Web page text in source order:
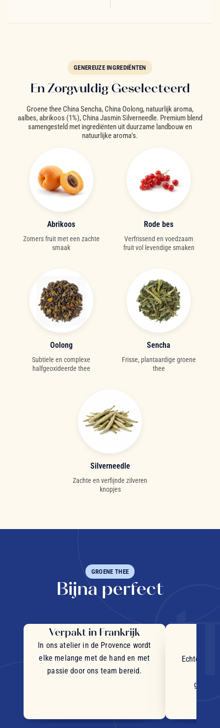
GENEREUZE INGREDIËNTEN
En Zorgvuldig Geselecteerd
Abrikoos
Zomers fruit met een zachte
smaak
Rode bes
Verfrissend en voedzaam
fruit vol levendige smaken
Oolong
Subtiele en complexe
halfgeoxideerde thee
Sencha
Frisse, plantaardige groene
thee
Silverneedle
Zachte en verfijnde zilveren
knopjes
Groene thee China Sencha, China Oolong, natuurlijk aroma,
aalbes, abrikoos (1%), China Jasmin Silverneedle. Premium blend
samengesteld met ingrediënten uit duurzame landbouw en
natuurlijke aroma's.
GROENE THEE
Bijna perfect
Verpakt in Frankrijk
In ons atelier in de Provence wordt
elke melange met de hand en met
passie door ons team bereid.
Echte